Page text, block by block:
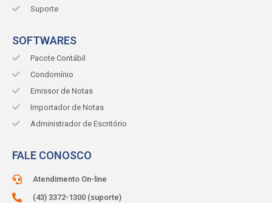
Suporte
SOFTWARES
Pacote Contábil
Condomínio
Emissor de Notas
Importador de Notas
Administrador de Escritório
FALE CONOSCO
Atendimento On-line
(43) 3372-1300 (suporte)